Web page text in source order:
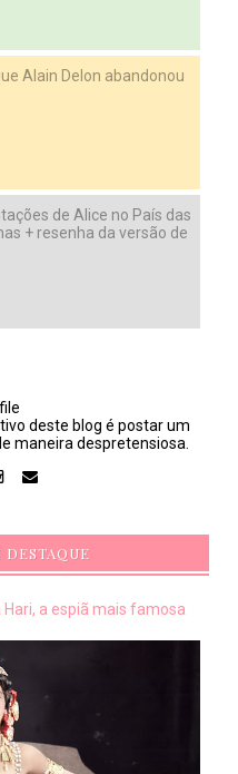
Alain Delon abandonou
de Alice no País das
+ resenha da versão de
deste blog é postar um
maneira despretensiosa.
DESTAQUE
a espiã mais famosa